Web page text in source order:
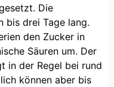
Die
bis drei Tage lang.
den Zucker in
Säuren um. Der
in der Regel bei rund
können aber bis